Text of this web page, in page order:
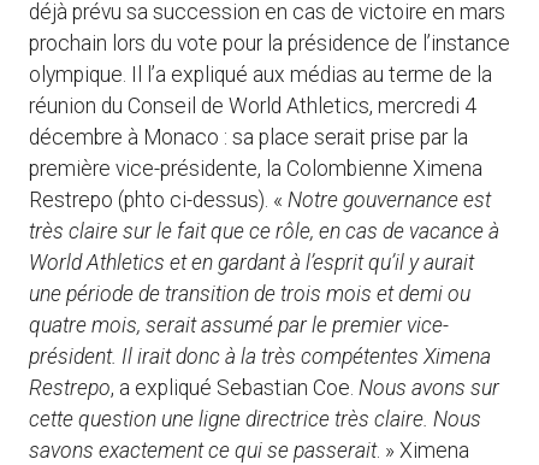
déjà prévu sa succession en cas de victoire en mars
prochain lors du vote pour la présidence de l’instance
olympique. Il l’a expliqué aux médias au terme de la
réunion du Conseil de World Athletics, mercredi 4
décembre à Monaco : sa place serait prise par la
première vice-présidente, la Colombienne Ximena
Restrepo (phto ci-dessus). « Notre gouvernance est
très claire sur le fait que ce rôle, en cas de vacance à
World Athletics et en gardant à l’esprit qu’il y aurait
une période de transition de trois mois et demi ou
quatre mois, serait assumé par le premier vice-
président. Il irait donc à la très compétentes Ximena
Restrepo, a expliqué Sebastian Coe. Nous avons sur
cette question une ligne directrice très claire. Nous
savons exactement ce qui se passerait. » Ximena